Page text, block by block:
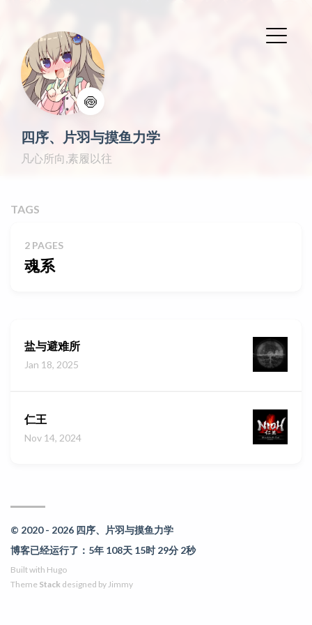
🍥
四序、片羽与摸鱼力学
凡心所向,素履以往
TAGS
2 PAGES
魂系
盐与避难所
Jan 18, 2025
仁王
Nov 14, 2024
© 2020 - 2026 四序、片羽与摸鱼力学
博客已经运行了：5年 108天 15时 29分 2秒
Built with Hugo
Theme Stack designed byJimmy